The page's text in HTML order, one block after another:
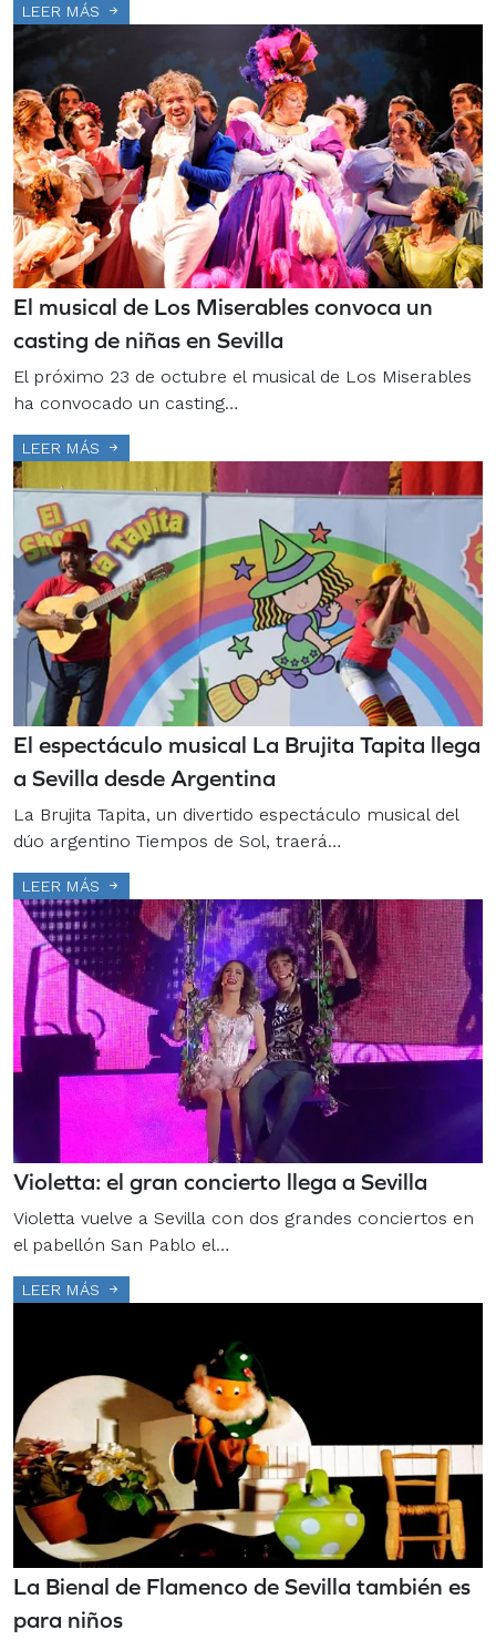
LEER MÁS
El musical de Los Miserables convoca un
casting de niñas en Sevilla
El próximo 23 de octubre el musical de Los Miserables
ha convocado un casting…
LEER MÁS
El espectáculo musical La Brujita Tapita llega
a Sevilla desde Argentina
La Brujita Tapita, un divertido espectáculo musical del
dúo argentino Tiempos de Sol, traerá…
LEER MÁS
Violetta: el gran concierto llega a Sevilla
Violetta vuelve a Sevilla con dos grandes conciertos en
el pabellón San Pablo el…
LEER MÁS
La Bienal de Flamenco de Sevilla también es
para niños